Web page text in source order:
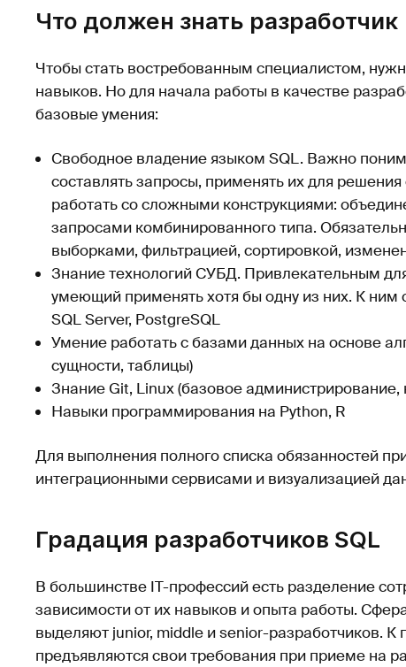
Что должен знать разработчик
Чтобы стать востребованным специалистом,
навыков. Но для начала работы в качестве
базовые умения:
Свободное владение языком SQL. Важно
составлять запросы, применять их для
работать со сложными конструкциями:
запросами комбинированного типа.
выборками, фильтрацией, сортировкой,
Знание технологий СУБД. Привлекательным
умеющий применять хотя бы одну из них. К ним
SQL Server, PostgreSQL
Умение работать с базами данных на основе
сущности, таблицы)
Знание Git, Linux (базовое администрирование,
Навыки программирования на Python, R
Для выполнения полного списка обязанностей
интеграционными сервисами и визуализацией
Градация разработчиков SQL
В большинстве IT-профессий есть разделение
зависимости от их навыков и опыта работы.
выделяют junior, middle и senior-разработчиков.
предъявляются свои требования при приеме на